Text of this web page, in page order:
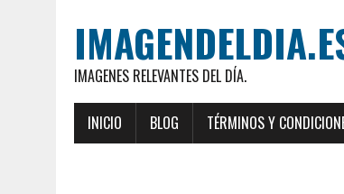
IMAGENES RELEVANTES DEL DÍA.
INICIO BLOG TÉRMINOS Y